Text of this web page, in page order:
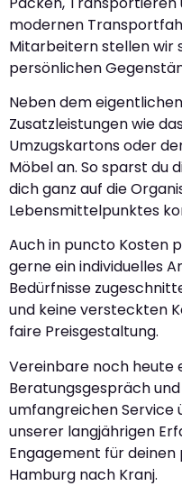
modernen
Mitarbeitern stellen wir
persönlichen
Neben dem
Zusatzleistungen wie
Umzugskartons oder
Möbel an. So sparst du
dich ganz auf die
Lebensmittelpunktes
Auch in puncto Kosten
gerne ein individuelles
Bedürfnisse
und keine versteckten
faire Preisgestaltung.
Vereinbare noch heute
Beratungsgespräch
umfangreichen Service
unserer langjährigen
Engagement für
Hamburg nach Kranj.